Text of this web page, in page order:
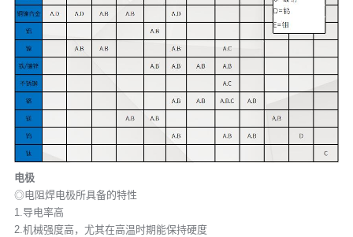
电极
◎电阻焊电极所具备的特性
1.导电率高
2.机械强度高，尤其在高温时期能保持硬度